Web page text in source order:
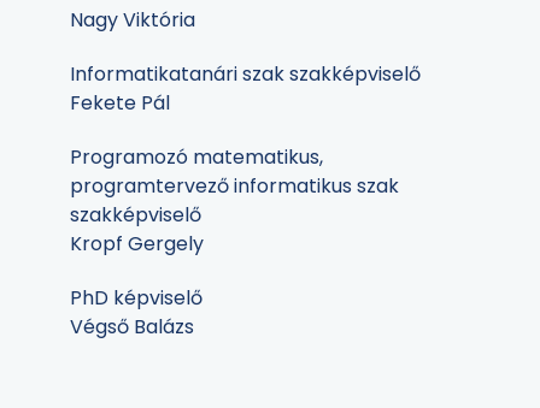
Nagy Viktória
Informatikatanári szak szakképviselő
Fekete Pál
Programozó matematikus,
programtervező informatikus szak
szakképviselő
Kropf Gergely
PhD képviselő
Végső Balázs